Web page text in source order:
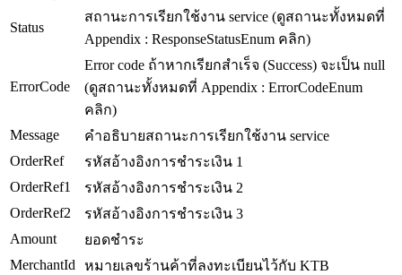
Status
สถานะการเรียกใช้งาน service (ดูสถานะทั้งหมดที่
Appendix : ResponseStatusEnum คลิก)
ErrorCode
Error code ถ้าหากเรียกสำเร็จ (Success) จะเป็น null
(ดูสถานะทั้งหมดที่ Appendix : ErrorCodeEnum
คลิก)
Message
คำอธิบายสถานะการเรียกใช้งาน service
OrderRef
รหัสอ้างอิงการชำระเงิน 1
OrderRef1
รหัสอ้างอิงการชำระเงิน 2
OrderRef2
รหัสอ้างอิงการชำระเงิน 3
Amount
ยอดชำระ
MerchantId
หมายเลขร้านค้าที่ลงทะเบียนไว้กับ KTB